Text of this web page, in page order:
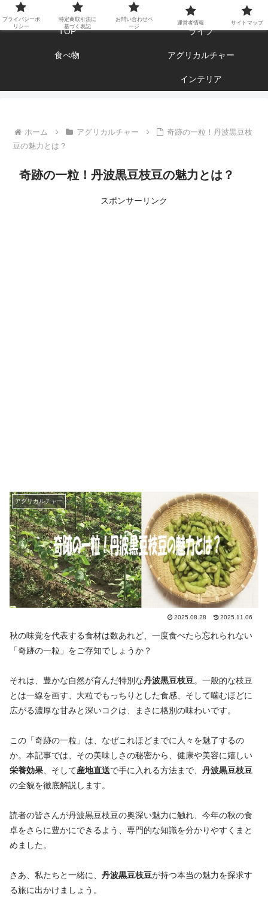
エンジョイ ブログライフ
TOP ライフ
食べ物 アグリカルチャー
インテリア
ホーム アグリカルチャー
奇跡の一粒！丹波黒豆枝
豆の魅力とは？
奇跡の一粒！丹波黒豆枝豆の魅力とは？
スポンサーリンク
アグリカルチャー
2025.08.28 2025.11.06
秋の味覚を代表する食材は数あれど、一度食べたら忘れられない
「奇跡の一粒」をご存知でしょうか？
それは、豊かな自然が育んだ特別な丹波黒豆枝豆。一般的な枝豆
とは一線を画す、大粒でもっちりとした食感、そして噛むほどに
広がる濃厚な甘みと深いコクは、まさに格別の味わいです。
この「奇跡の一粒」は、なぜこれほどまでに人々を魅了するの
か。本記事では、その美味しさの秘密から、健康や美容に嬉しい
栄養効果 、そして産地直送で手に入れる方法まで、 丹波黒豆枝豆
の全貌を徹底解説します。
読者の皆さんが丹波黒豆枝豆の奥深い魅力に触れ、今年の秋の食
卓をさらに豊かにできるよう、専門的な知識を分かりやすくまと
めました。
さあ、私たちと一緒に、 丹波黒豆枝豆が持つ本当の魅力を探求す
る旅に出かけましょう。
プライバシーポ
リシー
特定商取引法に
基づく表記
お問い合わせペ
ージ
運営者情報 サイトマップ